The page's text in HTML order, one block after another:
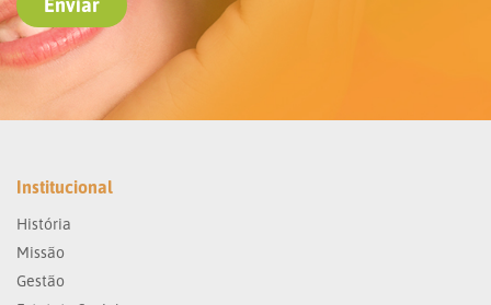
Institucional
História
Missão
Gestão